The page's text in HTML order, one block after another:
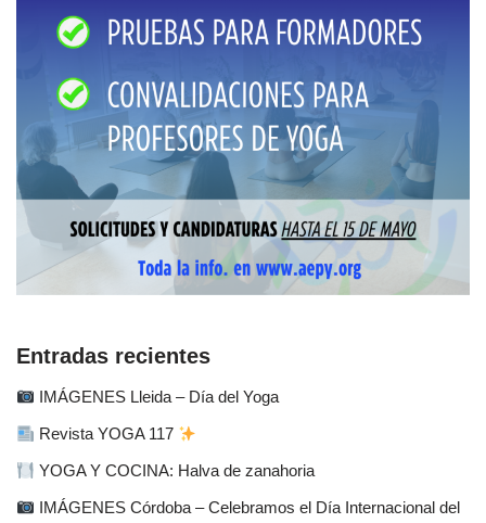
Entradas recientes
IMÁGENES Lleida – Día del Yoga
Revista YOGA 117
YOGA Y COCINA: Halva de zanahoria
IMÁGENES Córdoba – Celebramos el Día Internacional del